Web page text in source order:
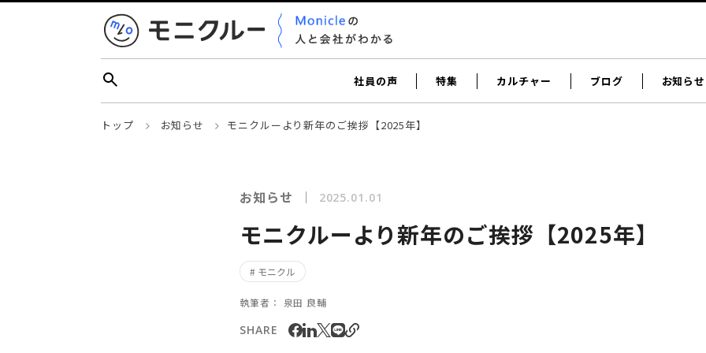
社員の声 特集 カルチャー ブログ お知らせ
トップ お知らせ モニクルーより新年のご挨拶【2025年】
お知らせ 2025.01.01
モニクルーより新年のご挨拶【2025年】
# モニクル
執筆者： 泉田 良輔
SHARE